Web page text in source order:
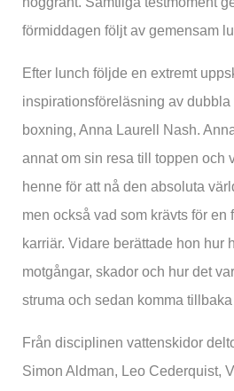
förmiddagen följt av gemensam
Efter lunch följde en extremt
inspirationsföreläsning av
boxning, Anna Laurell Nash.
annat om sin resa till toppen och
henne för att nå den absoluta
men också vad som krävts för en
karriär. Vidare berättade hon hur
motgångar, skador och hur det
struma och sedan komma
Från disciplinen vattenskidor
Simon Aldman, Leo Cederquist,